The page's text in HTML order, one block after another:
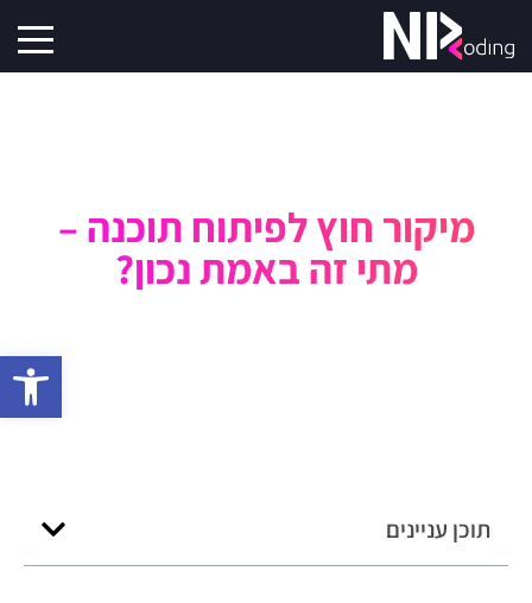
פתח
מיקור חוץ לפיתוח תוכנה –
מתי זה באמת נכון?
תוכן עניינים